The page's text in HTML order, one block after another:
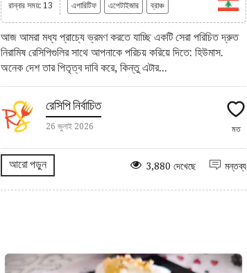
রান্নার সময়: 13 এপারিটিফ এপেটাইজার ব্রাঞ্চ
আজ আমরা মধ্য প্রাচ্যে ভ্রমণ করতে যাচ্ছি একটি সেরা পরিচিত দ্রুত
নিরামিষ রেসিপিগুলির সাথে আপনাকে পরিচয় করিয়ে দিতে: হিউমাস.
অনেক দেশ তার পিতৃত্ব দাবি করে, কিন্তু এটার...
রেসিপি নির্বাচিত
26 জুলাই 2026 মত
আরো পড়ুন মন্তব্য
3,880 দেখেছে